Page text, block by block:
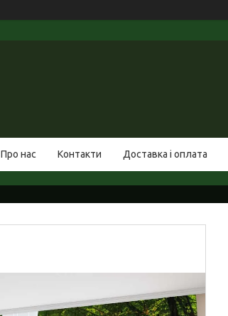
Про нас Контакти Доставка і оплата